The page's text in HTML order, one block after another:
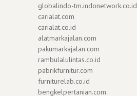
globalindo-tm.indonetwork.co.id
carialat.com
carialat.co.id
alatmarkajalan.com
pakumarkajalan.com
rambulalulintas.co.id
pabrikfurnitur.com
furniturelab.co.id
bengkelpertanian.com